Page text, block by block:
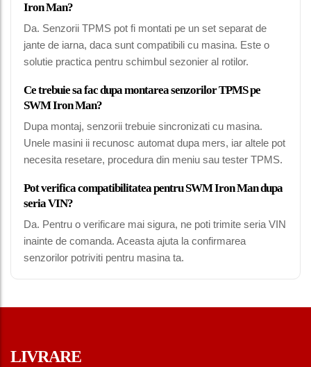
Iron Man?
Da. Senzorii TPMS pot fi montati pe un set separat de
jante de iarna, daca sunt compatibili cu masina. Este o
solutie practica pentru schimbul sezonier al rotilor.
Ce trebuie sa fac dupa montarea senzorilor TPMS pe
SWM Iron Man?
Dupa montaj, senzorii trebuie sincronizati cu masina.
Unele masini ii recunosc automat dupa mers, iar altele pot
necesita resetare, procedura din meniu sau tester TPMS.
Pot verifica compatibilitatea pentru SWM Iron Man dupa
seria VIN?
Da. Pentru o verificare mai sigura, ne poti trimite seria VIN
inainte de comanda. Aceasta ajuta la confirmarea
senzorilor potriviti pentru masina ta.
LIVRARE